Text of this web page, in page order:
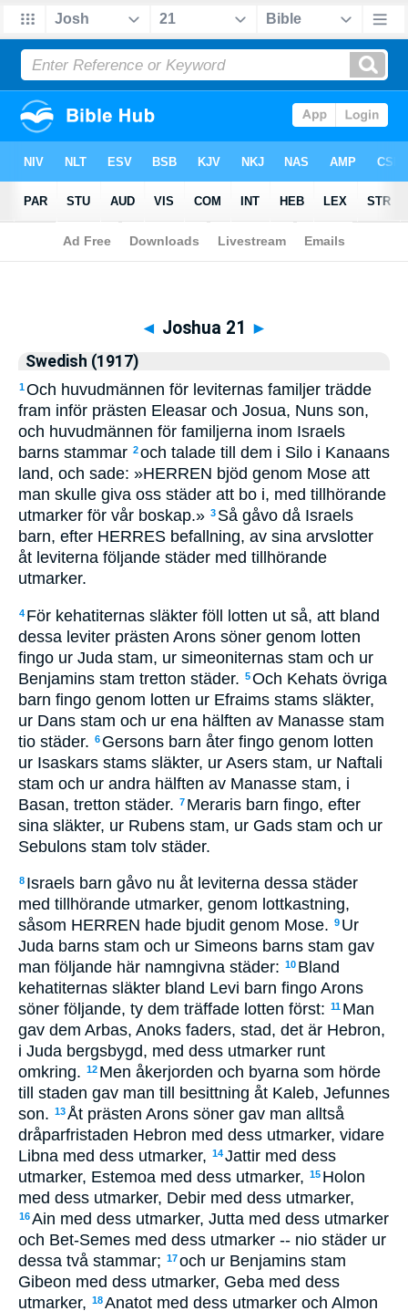
Biblia>Swedish (1917) > Joshua 21
◄ Joshua 21 ►
Swedish (1917)
1Och huvudmännen för leviternas familjer trädde
fram inför prästen Eleasar och Josua, Nuns son,
och huvudmännen för familjerna inom Israels
barns stammar 2och talade till dem i Silo i Kanaans
land, och sade: »HERREN bjöd genom Mose att
man skulle giva oss städer att bo i, med tillhörande
utmarker för vår boskap.» 3 Så gåvo då Israels
barn, efter HERRES befallning, av sina arvslotter
åt leviterna följande städer med tillhörande
utmarker.
4 För kehatiternas släkter föll lotten ut så, att bland
dessa leviter prästen Arons söner genom lotten
fingo ur Juda stam, ur simeoniternas stam och ur
Benjamins stam tretton städer. 5Och Kehats övriga
barn fingo genom lotten ur Efraims stams släkter,
ur Dans stam och ur ena hälften av Manasse stam
tio städer. 6 Gersons barn åter fingo genom lotten
ur Isaskars stams släkter, ur Asers stam, ur Naftali
stam och ur andra hälften av Manasse stam, i
Basan, tretton städer. 7 Meraris barn fingo, efter
sina släkter, ur Rubens stam, ur Gads stam och ur
Sebulons stam tolv städer.
8 Israels barn gåvo nu åt leviterna dessa städer
med tillhörande utmarker, genom lottkastning,
såsom HERREN hade bjudit genom Mose. 9 Ur
Juda barns stam och ur Simeons barns stam gav
man följande här namngivna städer: 10 Bland
kehatiternas släkter bland Levi barn fingo Arons
söner följande, ty dem träffade lotten först: 11 Man
gav dem Arbas, Anoks faders, stad, det är Hebron,
i Juda bergsbygd, med dess utmarker runt
omkring. 12 Men åkerjorden och byarna som hörde
till staden gav man till besittning åt Kaleb, Jefunnes
son. 13Åt prästen Arons söner gav man alltså
dråparfristaden Hebron med dess utmarker, vidare
Libna med dess utmarker, 14Jattir med dess
utmarker, Estemoa med dess utmarker, 15 Holon
med dess utmarker, Debir med dess utmarker,
16Ain med dess utmarker, Jutta med dess utmarker
och Bet-Semes med dess utmarker -- nio städer ur
dessa två stammar; 17och ur Benjamins stam
Gibeon med dess utmarker, Geba med dess
utmarker, 18Anatot med dess utmarker och Almon